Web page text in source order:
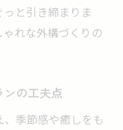
と引き締まりま
れな外構づくりの
の工夫点
季節感や癒しをも